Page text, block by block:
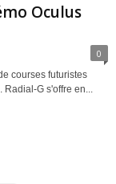
Oculus
0
courses futuristes
Radial-G s'offre en...